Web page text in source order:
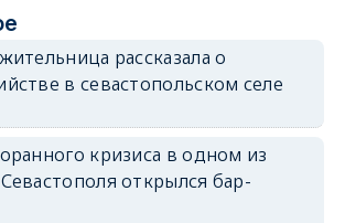
erid: 2SDnjcrDNw6
рассказала о
в севастопольском селе
кризиса в одном из
открылся бар-